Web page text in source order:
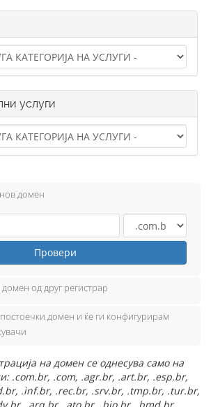
услуги
домен
Провери
од друг регистрар
домен и ќе ги конфигурирам
на домен се однесува само на
.com.br, .com, .agr.br, .art.br, .esp.br,
.inf.br, .rec.br, .srv.br, .tmp.br, .tur.br,